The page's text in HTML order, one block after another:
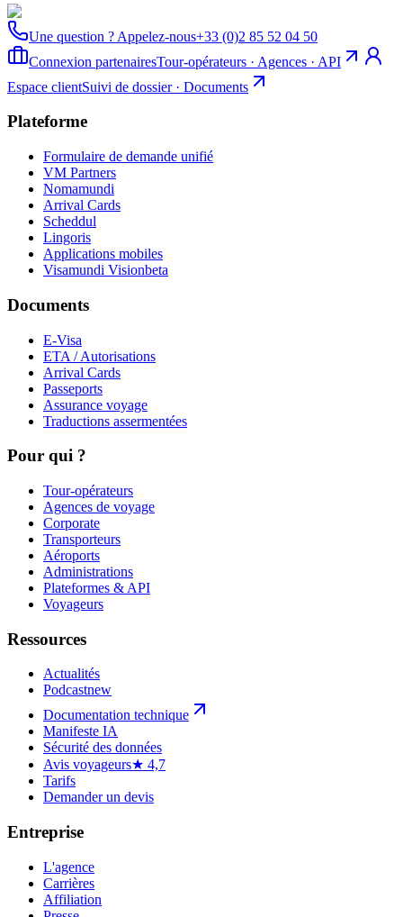
Une question ? Appelez-nous+33 (0)2 85 52 04 50
Connexion partenairesTour-opérateurs · Agences · API
Espace clientSuivi de dossier · Documents
Plateforme
Formulaire de demande unifié
VM Partners
Nomamundi
Arrival Cards
Scheddul
Lingoris
Applications mobiles
Visamundi Visionbeta
Documents
E-Visa
ETA / Autorisations
Arrival Cards
Passeports
Assurance voyage
Traductions assermentées
Pour qui ?
Tour-opérateurs
Agences de voyage
Corporate
Transporteurs
Aéroports
Administrations
Plateformes & API
Voyageurs
Ressources
Actualités
Podcastnew
Documentation technique
Manifeste IA
Sécurité des données
Avis voyageurs★ 4,7
Tarifs
Demander un devis
Entreprise
L'agence
Carrières
Affiliation